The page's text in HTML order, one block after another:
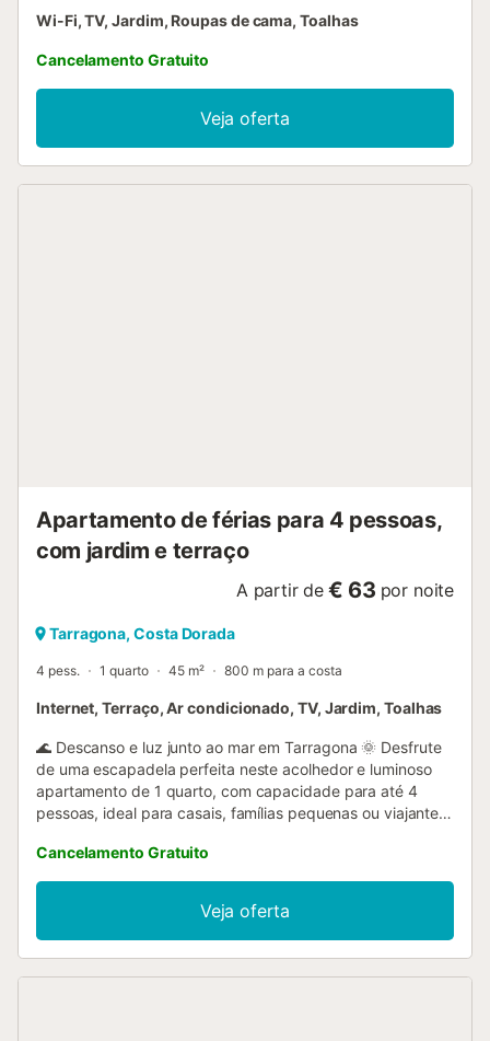
Wi-Fi, TV, Jardim, Roupas de cama, Toalhas
Cancelamento Gratuito
Veja oferta
Apartamento de férias para 4 pessoas,
com jardim e terraço
A partir de € 63 por noite
Tarragona, Costa Dorada
4 pess. 1 quarto 45 m² 800 m para a costa
Internet, Terraço, Ar condicionado, TV, Jardim, Toalhas
🌊 Descanso e luz junto ao mar em Tarragona 🌞 Desfrute
de uma escapadela perfeita neste acolhedor e luminoso
apartamento de 1 quarto, com capacidade para até 4
pessoas, ideal para casais, famílias pequenas ou viajantes
seus 45 m², este alojamento oferece tudo o necessário
para se sentir em casa: um quarto duplo confortável, uma
sala com sofá-cama e uma cozinha americana totalmente
equipada com máquina de lavar loiça, forno, micro-ondas,
máquina de café e chaleira. Tudo preparado para que
Cancelamento Gratuito
Veja oferta